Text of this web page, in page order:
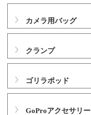
カメラ用バッグ
クランプ
ゴリラポッド
GoProアクセサリー